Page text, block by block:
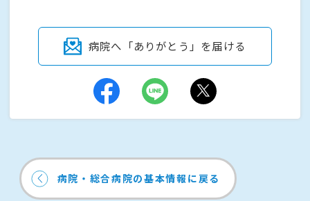
病院へ「ありがとう」を届ける
病院・総合病院の基本情報に戻る